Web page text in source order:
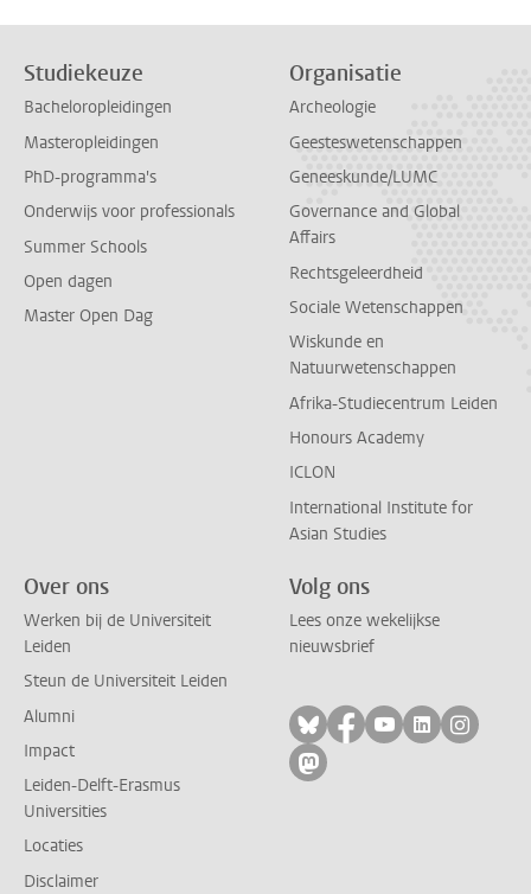
Studiekeuze
Bacheloropleidingen
Masteropleidingen
PhD-programma's
Onderwijs voor professionals
Summer Schools
Open dagen
Master Open Dag
Organisatie
Archeologie
Geesteswetenschappen
Geneeskunde/LUMC
Governance and Global
Affairs
Rechtsgeleerdheid
Sociale Wetenschappen
Wiskunde en
Natuurwetenschappen
Afrika-Studiecentrum Leiden
Honours Academy
ICLON
International Institute for
Asian Studies
Over ons
Werken bij de Universiteit
Leiden
Steun de Universiteit Leiden
Alumni
Impact
Leiden-Delft-Erasmus
Universities
Locaties
Disclaimer
Volg ons
Lees onze wekelijkse
nieuwsbrief
Volg ons op bluesky
Volg ons op
Volg ons op
Volg ons
Volg
Volg ons op mastodon